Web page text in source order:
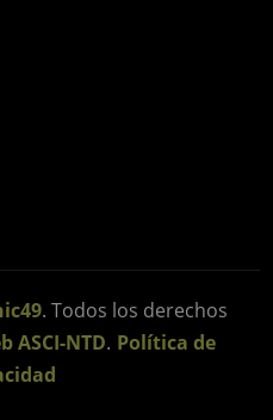
. Todos los derechos
ASCI-NTD. Política de